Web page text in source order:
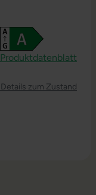
Produktdatenblatt
Details zum Zustand